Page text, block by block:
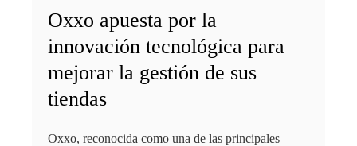
Oxxo apuesta por la
innovación tecnológica para
mejorar la gestión de sus
tiendas
Oxxo, reconocida como una de las principales